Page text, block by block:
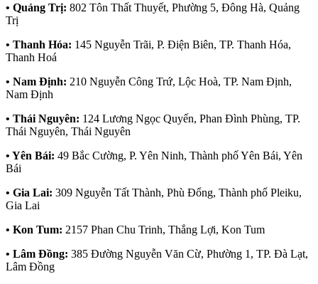
• Quảng Trị: 802 Tôn Thất Thuyết, Phường 5, Đông Hà, Quảng
Trị
• Thanh Hóa: 145 Nguyễn Trãi, P. Điện Biên, TP. Thanh Hóa,
Thanh Hoá
• Nam Định: 210 Nguyễn Công Trứ, Lộc Hoà, TP. Nam Định,
Nam Định
• Thái Nguyên: 124 Lương Ngọc Quyến, Phan Đình Phùng, TP.
Thái Nguyên, Thái Nguyên
• Yên Bái: 49 Bắc Cường, P. Yên Ninh, Thành phố Yên Bái, Yên
Bái
• Gia Lai: 309 Nguyễn Tất Thành, Phù Đổng, Thành phố Pleiku,
Gia Lai
• Kon Tum: 2157 Phan Chu Trinh, Thắng Lợi, Kon Tum
• Lâm Đồng: 385 Đường Nguyễn Văn Cừ, Phường 1, TP. Đà Lạt,
Lâm Đồng